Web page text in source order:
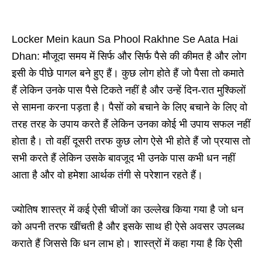
Locker Mein kaun Sa Phool Rakhne Se Aata Hai
Dhan: मौजूदा समय में सिर्फ और सिर्फ पैसे की कीमत है और लोग
इसी के पीछे पागल बने हुए हैं। कुछ लोग होते हैं जो पैसा तो कमाते
हैं लेकिन उनके पास पैसे टिकते नहीं है और उन्हें दिन-रात मुश्किलों
से सामना करना पड़ता है। पैसों को बचाने के लिए बचाने के लिए वो
तरह तरह के उपाय करते हैं लेकिन उनका कोई भी उपाय सफल नहीं
होता है। तो वहीं दूसरी तरफ कुछ लोग ऐसे भी होते हैं जो प्रयास तो
सभी करते हैं लेकिन उसके बावजूद भी उनके पास कभी धन नहीं
आता है और वो हमेशा आर्थक तंगी से परेशान रहते हैं।
ज्योतिष शास्त्र में कई ऐसी चीजों का उल्लेख किया गया है जो धन
को अपनी तरफ खींचती है और इसके साथ ही ऐसे अवसर उपलब्ध
कराते हैं जिससे कि धन लाभ हो। शास्त्रों में कहा गया है कि ऐसी